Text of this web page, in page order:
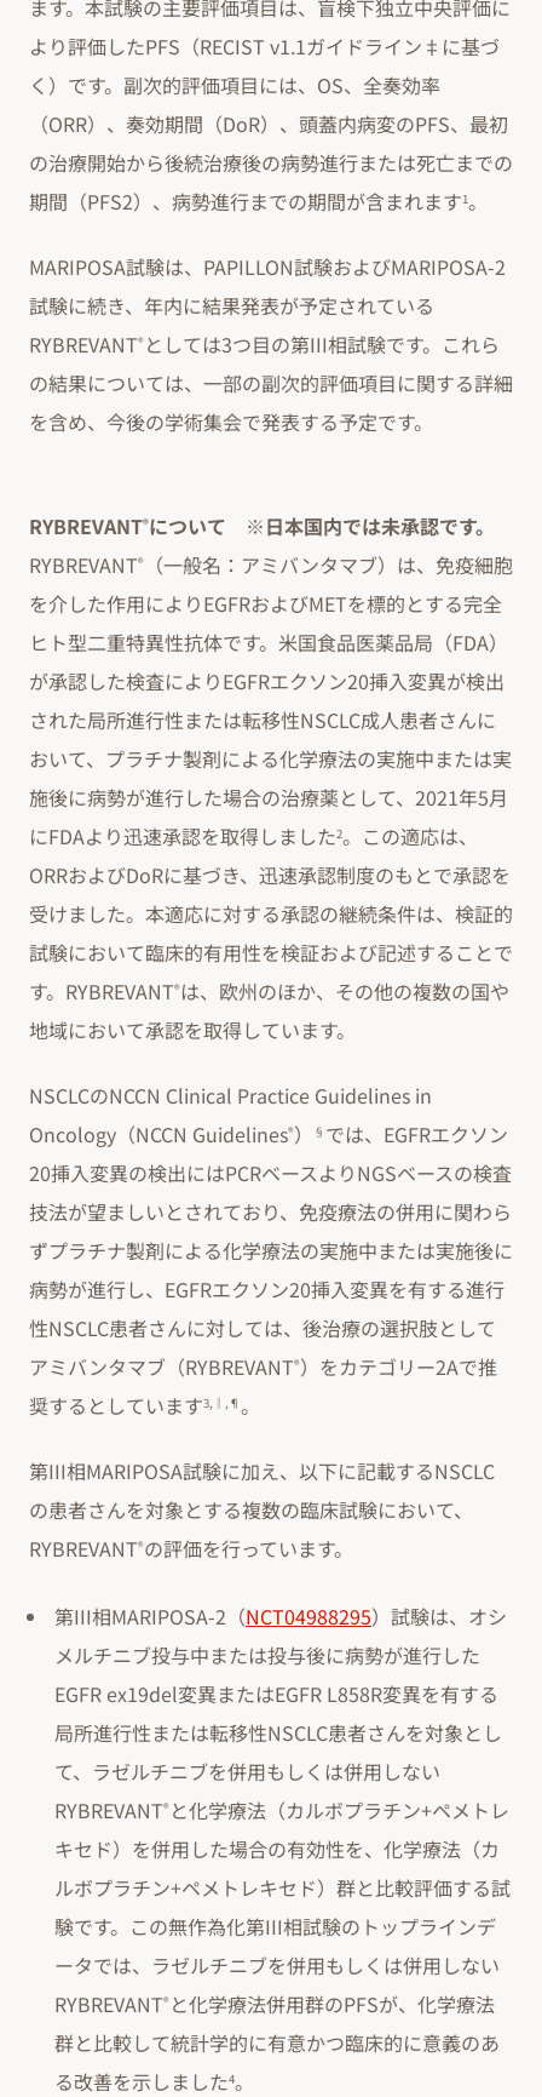
ます。本試験の主要評価項目は、盲検下独立中央評価に
より評価したPFS（RECIST v1.1ガイドライン‡に基づ
く）です。副次的評価項目には、OS、全奏効率
（ORR）、奏効期間（DoR）、頭蓋内病変のPFS、最初
の治療開始から後続治療後の病勢進行または死亡までの
期間（PFS2）、病勢進行までの期間が含まれます1。
MARIPOSA試験は、PAPILLON試験およびMARIPOSA-2
試験に続き、年内に結果発表が予定されている
RYBREVANT® としては3つ目の第III相試験です。これら
の結果については、一部の副次的評価項目に関する詳細
を含め、今後の学術集会で発表する予定です。
RYBREVANT®について ※日本国内では未承認です。
RYBREVANT®
（一般名：アミバンタマブ）は、免疫細胞
を介した作用によりEGFRおよびMETを標的とする完全
ヒト型二重特異性抗体です。米国食品医薬品局（FDA）
が承認した検査によりEGFRエクソン20挿入変異が検出
された局所進行性または転移性NSCLC成人患者さんに
おいて、プラチナ製剤による化学療法の実施中または実
施後に病勢が進行した場合の治療薬として、2021年5月
にFDAより迅速承認を取得しました2。この適応は、
ORRおよびDoRに基づき、迅速承認制度のもとで承認を
受けました。本適応に対する承認の継続条件は、検証的
試験において臨床的有用性を検証および記述することで
す。RYBREVANT®は、欧州のほか、その他の複数の国や
地域において承認を取得しています。
NSCLCのNCCN Clinical Practice Guidelines in
Oncology（NCCN Guidelines®） § では、EGFRエクソン
20挿入変異の検出にはPCRベースよりNGSベースの検査
技法が望ましいとされており、免疫療法の併用に関わら
ずプラチナ製剤による化学療法の実施中または実施後に
病勢が進行し、EGFRエクソン20挿入変異を有する進行
性NSCLC患者さんに対しては、後治療の選択肢として
アミバンタマブ（RYBREVANT®）をカテゴリー2Aで推
奨するとしています3,‖,¶ 。
第III相MARIPOSA試験に加え、以下に記載するNSCLC
の患者さんを対象とする複数の臨床試験において、
RYBREVANT®の評価を行っています。
第III相MARIPOSA-2（NCT04988295）試験は、オシ
メルチニブ投与中または投与後に病勢が進行した
EGFR ex19del変異またはEGFR L858R変異を有する
局所進行性または転移性NSCLC患者さんを対象とし
て、ラゼルチニブを併用もしくは併用しない
RYBREVANT® と化学療法（カルボプラチン+ペメトレ
キセド）を併用した場合の有効性を、化学療法（カ
ルボプラチン+ペメトレキセド）群と比較評価する試
験です。この無作為化第III相試験のトップラインデ
ータでは、ラゼルチニブを併用もしくは併用しない
RYBREVANT® と化学療法併用群のPFSが、化学療法
群と比較して統計学的に有意かつ臨床的に意義のあ
る改善を示しました4。